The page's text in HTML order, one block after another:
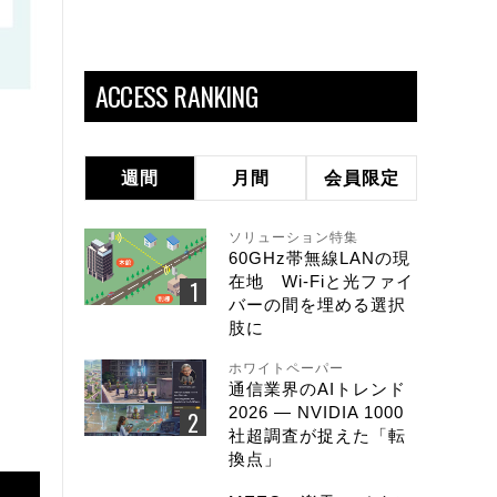
ACCESS RANKING
週間 月間 会員限定
ソリューション特集
60GHz帯無線LANの現
在地 Wi-Fiと光ファイ
バーの間を埋める選択
肢に
ホワイトペーパー
通信業界のAIトレンド
2026 ― NVIDIA 1000
社超調査が捉えた「転
換点」